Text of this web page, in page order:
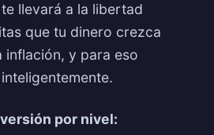
llevará a la libertad
que tu dinero crezca
inflación, y para eso
por nivel: